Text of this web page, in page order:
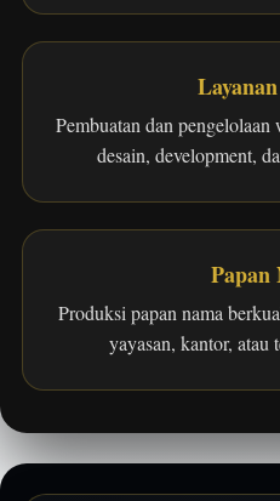
Pembuatan dan
desain, development,
Papan
Produksi papan nama
yayasan, kantor, atau